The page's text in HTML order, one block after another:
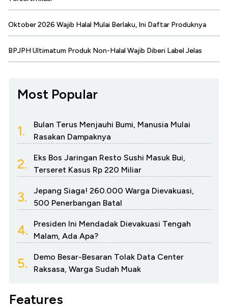
Oktober 2026 Wajib Halal Mulai Berlaku, Ini Daftar Produknya
BPJPH Ultimatum Produk Non-Halal Wajib Diberi Label Jelas
Most Popular
1.
Bulan Terus Menjauhi Bumi, Manusia Mulai
Rasakan Dampaknya
2.
Eks Bos Jaringan Resto Sushi Masuk Bui,
Terseret Kasus Rp 220 Miliar
3.
Jepang Siaga! 260.000 Warga Dievakuasi,
500 Penerbangan Batal
4.
Presiden Ini Mendadak Dievakuasi Tengah
Malam, Ada Apa?
5.
Demo Besar-Besaran Tolak Data Center
Raksasa, Warga Sudah Muak
Features